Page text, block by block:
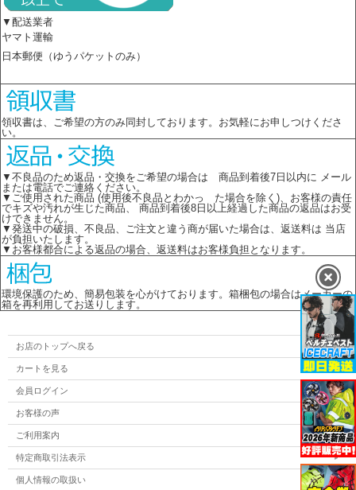
▼配送業者
ヤマト運輸
日本郵便（ゆうパケットのみ）
領収書は、ご希望の方のみ同封しております。お気軽にお申しつけくださ
い。
▼不良品のため返品・交換をご希望の場合は 商品到着後7日以内に メール
または電話でご連絡ください。
▼ご使用された商品 (使用後不良品とわかっ た場合を除く)、お客様の責任
でキズや汚れが生じた商品、 商品到着後8日以上経過した商品の返品はお受
けできません。
▼発送中の破損、不良品、ご注文と違う商が届いた場合は、返送料は 当店
が負担いたします。
▼お客様都合による返品の場合、返送料はお客様負担となります。
環境保護のため、簡易包装を心がけております。箱梱包の場合はメーカーの
箱を再利用してお送りします。
お店のトップへ戻る
カートを見る
会員ログイン
お客様の声
ご利用案内
特定商取引法表示
個人情報の取扱い